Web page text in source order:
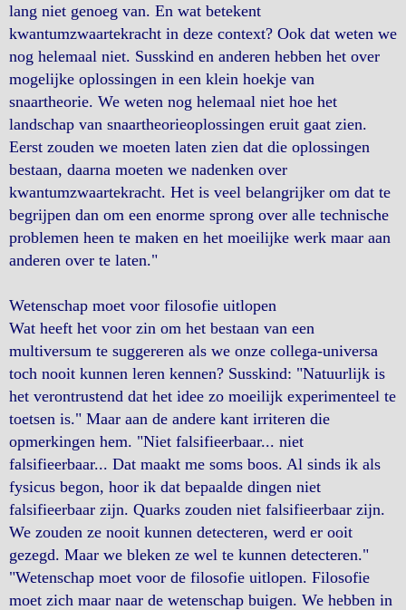
lang niet genoeg van. En wat betekent
kwantumzwaartekracht in deze context? Ook dat weten we
nog helemaal niet. Susskind en anderen hebben het over
mogelijke oplossingen in een klein hoekje van
snaartheorie. We weten nog helemaal niet hoe het
landschap van snaartheorieoplossingen eruit gaat zien.
Eerst zouden we moeten laten zien dat die oplossingen
bestaan, daarna moeten we nadenken over
kwantumzwaartekracht. Het is veel belangrijker om dat te
begrijpen dan om een enorme sprong over alle technische
problemen heen te maken en het moeilijke werk maar aan
anderen over te laten."
Wetenschap moet voor filosofie uitlopen
Wat heeft het voor zin om het bestaan van een
multiversum te suggereren als we onze collega-universa
toch nooit kunnen leren kennen? Susskind: "Natuurlijk is
het verontrustend dat het idee zo moeilijk experimenteel te
toetsen is." Maar aan de andere kant irriteren die
opmerkingen hem. "Niet falsifieerbaar... niet
falsifieerbaar... Dat maakt me soms boos. Al sinds ik als
fysicus begon, hoor ik dat bepaalde dingen niet
falsifieerbaar zijn. Quarks zouden niet falsifieerbaar zijn.
We zouden ze nooit kunnen detecteren, werd er ooit
gezegd. Maar we bleken ze wel te kunnen detecteren."
"Wetenschap moet voor de filosofie uitlopen. Filosofie
moet zich maar naar de wetenschap buigen. We hebben in